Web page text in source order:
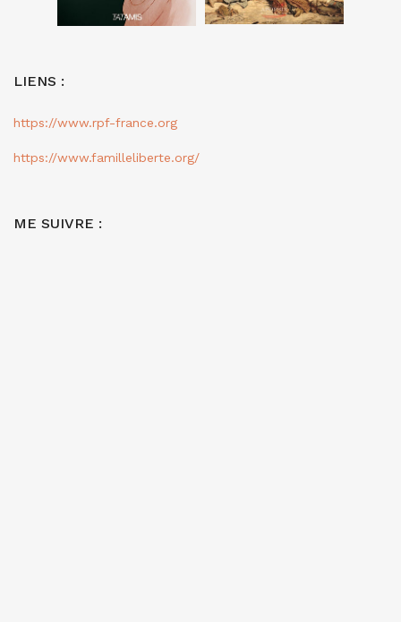
LIENS :
https://www.rpf-france.org
https://www.familleliberte.org/
ME SUIVRE :